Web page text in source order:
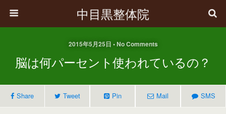
中目黒整体院
2015年5月25日 • No Comments
脳は何パーセント使われているの？
Share Tweet Pin Mail SMS